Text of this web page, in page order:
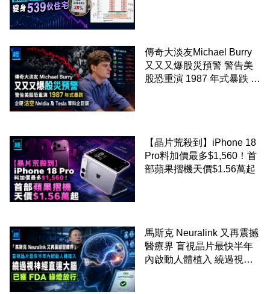
傳奇大淡友Michael Burry
又又又爆股災預警 警告美
股恐重演 1987 年式暴跌 企
【晶片荒殺到】iPhone 18
Pro料加價最多$1,560！首
部蘋果摺機天價$1.56萬起
馬斯克 Neuralink 又再震撼
醫療界 盲視晶片最快半年
內啟動人體植入 繞過視神